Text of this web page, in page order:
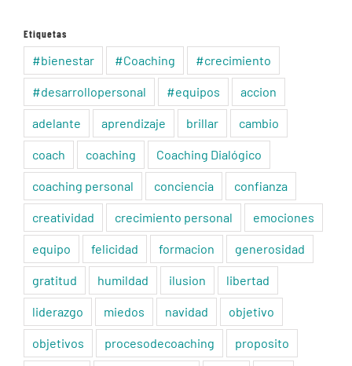
Etiquetas
#bienestar #Coaching #crecimiento
#desarrollopersonal #equipos accion
adelante aprendizaje brillar cambio
coach coaching Coaching Dialógico
coaching personal conciencia confianza
creatividad crecimiento personal emociones
equipo felicidad formacion generosidad
gratitud humildad ilusion libertad
liderazgo miedos navidad objetivo
objetivos procesodecoaching proposito